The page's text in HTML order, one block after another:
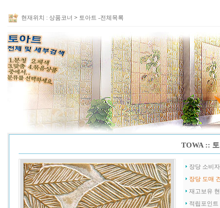
현재위치 : 상품코너 > 토아트 -전체목록
TOWA ::
장당 소비
장당 도매
재고보유
적립포인트